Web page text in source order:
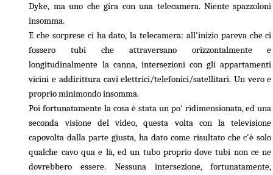
Dyke, ma uno che gira con una telecamera. Niente spazzoloni
insomma.
E che sorprese ci ha dato, la telecamera: all'inizio pareva che ci
fossero tubi che attraversano orizzontalmente e
longitudinalmente la canna, intersezioni con gli appartamenti
vicini e addirittura cavi elettrici/telefonici/satellitari. Un vero e
proprio minimondo insomma.
Poi fortunatamente la cosa è stata un po' ridimensionata, ed una
seconda visione del video, questa volta con la televisione
capovolta dalla parte giusta, ha dato come risultato che c'è solo
qualche cavo qua e là, ed un tubo proprio dove tubi non ce ne
dovrebbero essere. Nessuna intersezione, fortunatamente,